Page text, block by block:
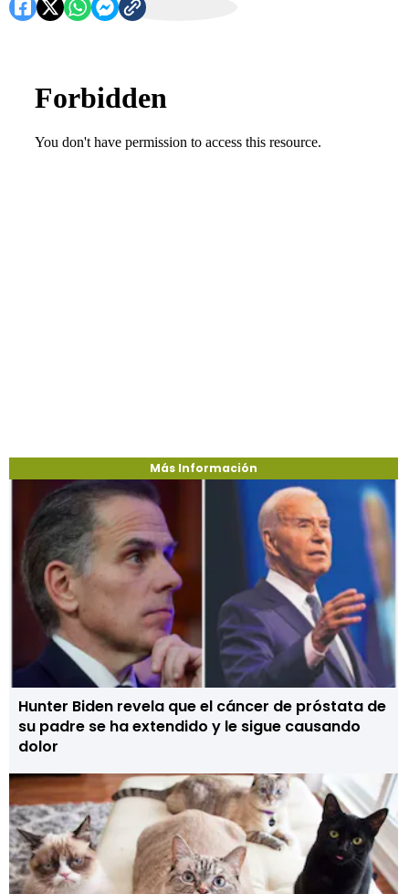
Más Información
Hunter Biden revela que el cáncer de próstata de
su padre se ha extendido y le sigue causando
dolor